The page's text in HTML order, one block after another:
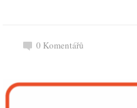
0 Komentářů